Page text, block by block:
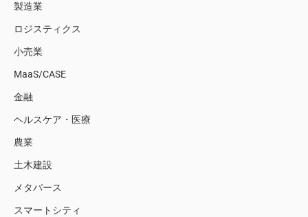
製造業
ロジスティクス
小売業
MaaS/CASE
金融
ヘルスケア・医療
農業
土木建設
メタバース
スマートシティ